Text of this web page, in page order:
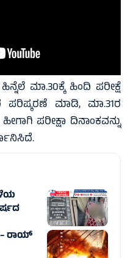
ಮಾ.30ಕ್ಕೆ ಹಿಂದಿ ಪರೀಕ್ಷೆ
ಪರಿಷ್ಕರಣೆ ಮಾಡಿ, ಮಾ.31ರ
ಪರೀಕ್ಷಾ ದಿನಾಂಕವನ್ನು
– ರಾಯ್‌